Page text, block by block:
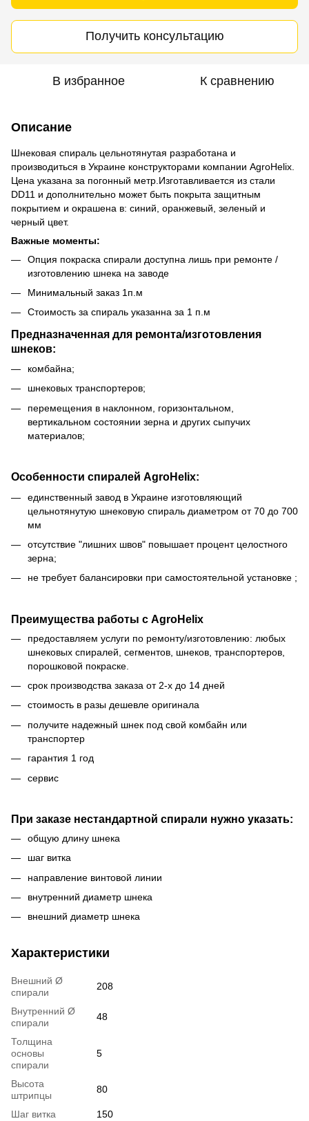
Получить консультацию
В избранное К сравнению
Описание
Шнековая спираль цельнотянутая разработана и
производиться в Украине конструкторами компании AgroHelix.
Цена указана за погонный метр.Изготавливается из стали
DD11 и дополнительно может быть покрыта защитным
покрытием и окрашена в: синий, оранжевый, зеленый и
черный цвет.
Важные моменты:
Опция покраска спирали доступна лишь при ремонте /
изготовлению шнека на заводе
Минимальный заказ 1п.м
Стоимость за спираль указанна за 1 п.м
Предназначенная для ремонта/изготовления
шнеков:
комбайна;
шнековых транспортеров;
перемещения в наклонном, горизонтальном,
вертикальном состоянии зерна и других сыпучих
материалов;
Особенности спиралей AgroHelix:
единственный завод в Украине изготовляющий
цельнотянутую шнековую спираль диаметром от 70 до 700
мм
отсутствие "лишних швов" повышает процент целостного
зерна;
не требует балансировки при самостоятельной установке ;
Преимущества работы с AgroHelix
предоставляем услуги по ремонту/изготовлению: любых
шнековых спиралей, сегментов, шнеков, транспортеров,
порошковой покраске.
срок производства заказа от 2-х до 14 дней
стоимость в разы дешевле оригинала
получите надежный шнек под свой комбайн или
транспортер
гарантия 1 год
сервис
При заказе нестандартной спирали нужно указать:
общую длину шнека
шаг витка
направление винтовой линии
внутренний диаметр шнека
внешний диаметр шнека
Характеристики
Внешний Ø
спирали
208
Внутренний Ø
спирали
48
Толщина
основы
спирали
5
Высота
штрипцы
80
Шаг витка
150